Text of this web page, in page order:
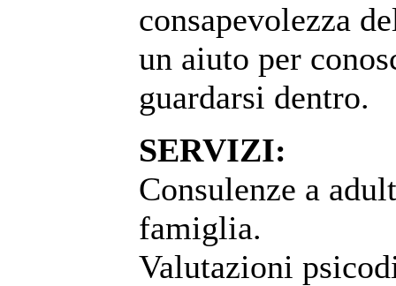
consapevolezza
un aiuto per
guardarsi dentro.
SERVIZI:
Consulenze a
famiglia.
Valutazioni